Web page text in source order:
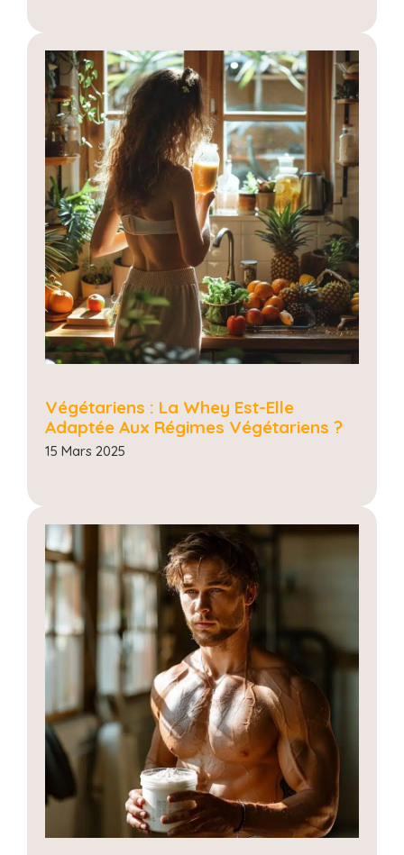
Végétariens : La Whey Est-Elle
Adaptée Aux Régimes Végétariens ?
15 Mars 2025